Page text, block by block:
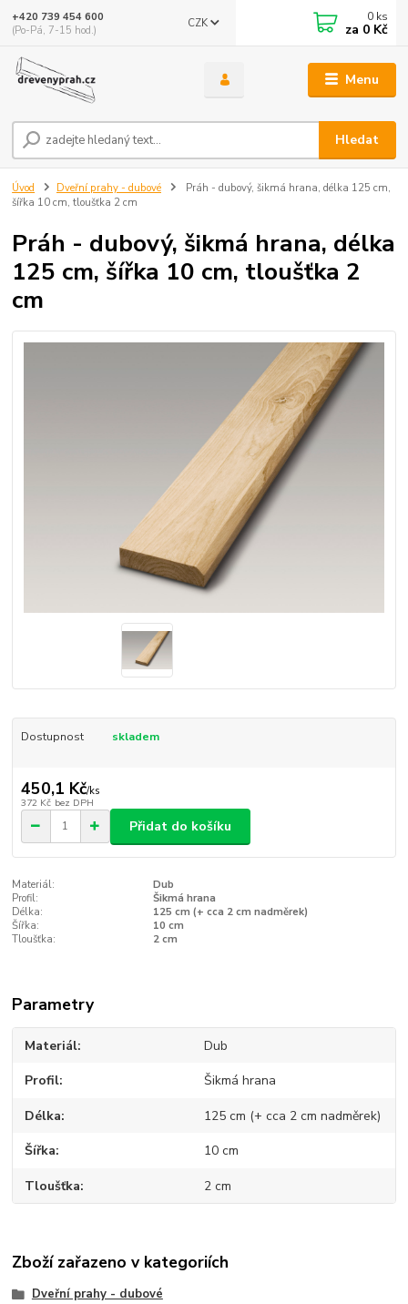
Menu
CZK
Hledat
+420 739 454 600
(Po-Pá, 7-15 hod.)
0 ks
za 0 Kč
Úvod Dveřní prahy - dubové
Práh - dubový, šikmá hrana, délka 125 cm,
šířka 10 cm, tloušťka 2 cm
Práh - dubový, šikmá hrana, délka
125 cm, šířka 10 cm, tloušťka 2
cm
Dostupnost skladem
450,1 Kč/ks
372 Kč bez DPH
Přidat do košíku
Materiál:
Dub
Profil:
Šikmá hrana
Délka:
125 cm (+ cca 2 cm nadměrek)
Šířka:
10 cm
Tloušťka:
2 cm
Parametry
Materiál Dub
Profil Šikmá hrana
Délka 125 cm (+ cca 2 cm nadměrek)
Šířka 10 cm
Tloušťka 2 cm
Zboží zařazeno v kategoriích
Dveřní prahy - dubové